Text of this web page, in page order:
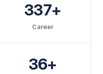
337+
Career
36+